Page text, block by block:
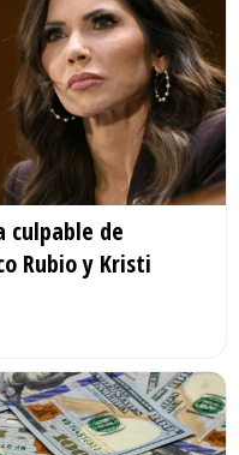
culpable de
Rubio y Kristi